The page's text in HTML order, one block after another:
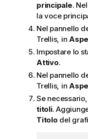
principale.
la voce
Nel pannello
Trellis, in
Impostare lo
Attivo.
Nel pannello
Trellis, in
Se
titoli.
Titolo del